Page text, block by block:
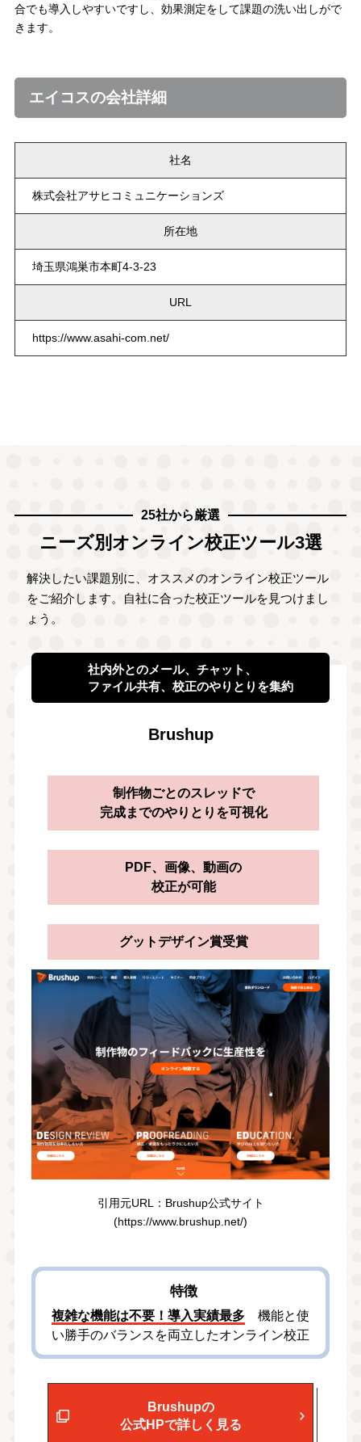
合でも導入しやすいですし、効果測定をして課題の洗い出しがで
きます。
エイコスの会社詳細
社名
株式会社アサヒコミュニケーションズ
所在地
埼玉県鴻巣市本町4-3-23
URL
https://www.asahi-com.net/
25社から厳選
ニーズ別オンライン校正ツール3選
解決したい課題別に、オススメのオンライン校正ツール
をご紹介します。自社に合った校正ツールを見つけまし
ょう。
社内外とのメール、チャット、
ファイル共有、校正のやりとりを集約
Brushup
制作物ごとのスレッドで
完成までのやりとりを可視化
PDF、画像、動画の
校正が可能
グットデザイン賞受賞
引⽤元URL：Brushup公式サイト
(https://www.brushup.net/)
特徴
複雑な機能は不要！導入実績最多機能と使
い勝手のバランスを両立したオンライン校正
Brushupの
公式HPで詳しく見る